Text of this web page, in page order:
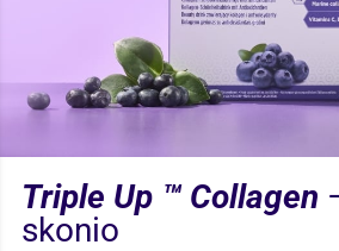
Triple Up ™ Collagen
skonio